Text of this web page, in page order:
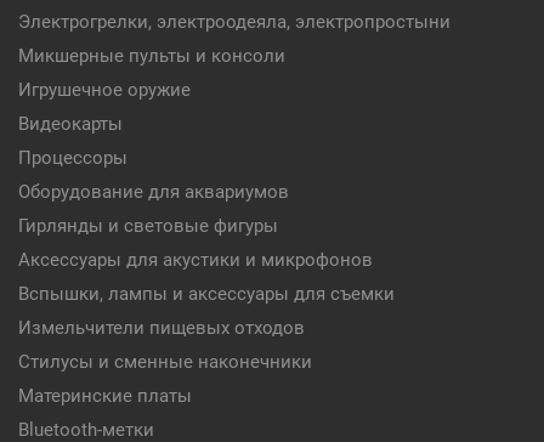
Электрогрелки, электроодеяла, электропростыни
Микшерные пульты и консоли
Игрушечное оружие
Видеокарты
Процессоры
Оборудование для аквариумов
Гирлянды и световые фигуры
Аксессуары для акустики и микрофонов
Вспышки, лампы и аксессуары для съемки
Измельчители пищевых отходов
Стилусы и сменные наконечники
Материнские платы
Bluetooth-метки